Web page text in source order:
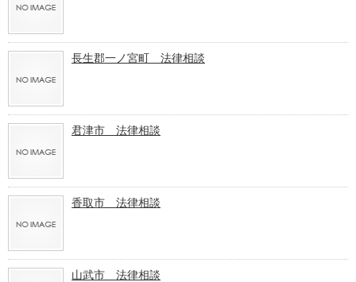
長生郡一ノ宮町 法律相談
君津市 法律相談
香取市 法律相談
山武市 法律相談